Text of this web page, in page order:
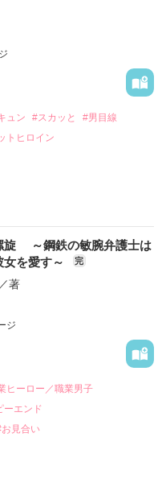
テスト
画「1話からの長編大
を退職した彩羅（さ
会うことになる。
で！？
の糸はからみあい……。
趣味を知ったら溺愛され
ュン #スカッと
#男目線
トヒロイン
った。
いる
く。
間
た。
て……。
旋 ～鋼鉄の敏腕弁護士は
を愛す～
完
著
ジ
ヒーロー／職業男子
ーエンド
見合い